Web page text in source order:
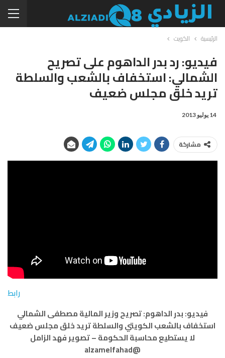
الرئيسية الكويت
فيديو: رد بدر الداهوم على تصريح
الشمالي: استخفاف بالشعب والسلطة
تريد خلق مجلس ضعيف
14 يوليو 2013
مشاركة
رابط
فيديو: بدر الداهوم: تصريح وزير المالية مصطفى الشمالي
استخفاف بالشعب الكويتي والسلطة تريد خلق مجلس ضعيف
لا يستطيع محاسبة الحكومة – تصوير فهد الزامل
@alzamelfahad